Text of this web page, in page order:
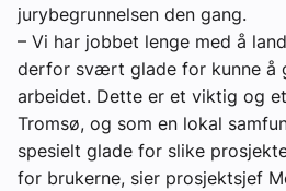
jurybegrunnelsen den gang.
– Vi har jobbet lenge med å
derfor svært glade for kunne å
arbeidet. Dette er et viktig og
Tromsø, og som en lokal
spesielt glade for slike
for brukerne, sier prosjektsjef